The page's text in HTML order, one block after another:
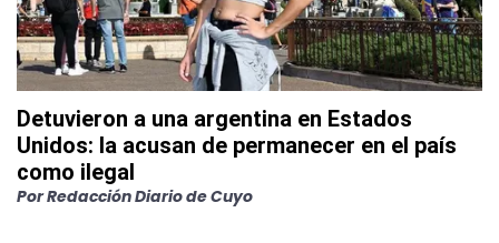
Detuvieron a una argentina en Estados
Unidos: la acusan de permanecer en el país
como ilegal
PorRedacción Diario de Cuyo